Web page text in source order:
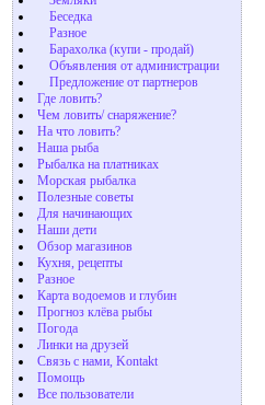
Беседка
Разное
Барахолка (купи - продай)
Объявления от администрации
Предложение от партнеров
Где ловить?
Чем ловить/ снаряжение?
На что ловить?
Наша рыба
Рыбалка на платниках
Морская рыбалка
Полезные советы
Для начинающих
Наши дети
Обзор магазинов
Кухня, рецепты
Разное
Карта водоемов и глубин
Прогноз клёва рыбы
Погода
Линки на друзей
Связь с нами, Kontakt
Помощь
Все пользователи